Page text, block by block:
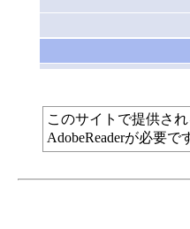
このサイトで提供さ
AdobeReaderが必要